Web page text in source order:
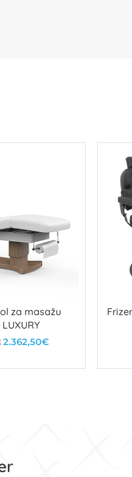
za masažu
2.362,50€